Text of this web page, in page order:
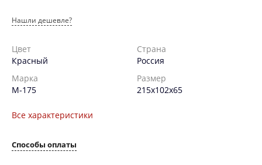
Нашли дешевле?
Цвет
Красный
Страна
Россия
Марка
М-175
Размер
215х102х65
Все характеристики
Способы оплаты